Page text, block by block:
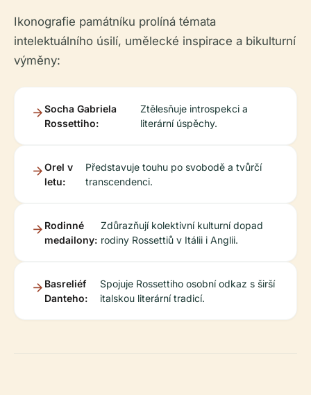
Ikonografie památníku prolíná témata
intelektuálního úsilí, umělecké inspirace a bikulturní
výměny:
Socha Gabriela
Rossettiho:
Ztělesňuje introspekci a
literární úspěchy.
Orel v
letu:
Představuje touhu po svobodě a tvůrčí
transcendenci.
Rodinné
medailony:
Zdůrazňují kolektivní kulturní dopad
rodiny Rossettiů v Itálii i Anglii.
Basreliéf
Danteho:
Spojuje Rossettiho osobní odkaz s širší
italskou literární tradicí.